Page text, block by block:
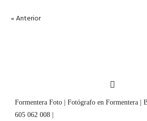
« Anterior
Formentera Foto | Fotógrafo en Formentera |
605 062 008 |